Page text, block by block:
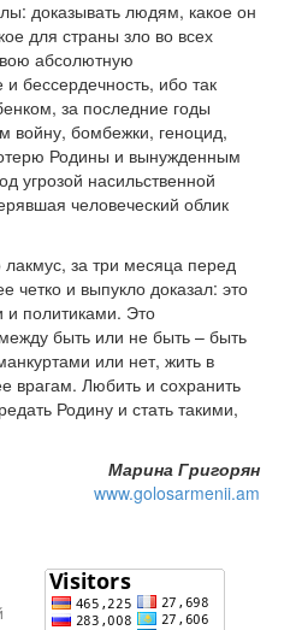
доказывать людям, какое он
для страны зло во всех
абсолютную
бессердечность, ибо так
за последние годы
войну, бомбежки, геноцид,
Родины и вынужденным
угрозой насильственной
человеческий облик
за три месяца перед
четко и выпукло доказал: это
политиками. Это
быть или не быть – быть
или нет, жить в
врагам. Любить и сохранить
Родину и стать такими,
Марина Григорян
www.golosarmenii.am